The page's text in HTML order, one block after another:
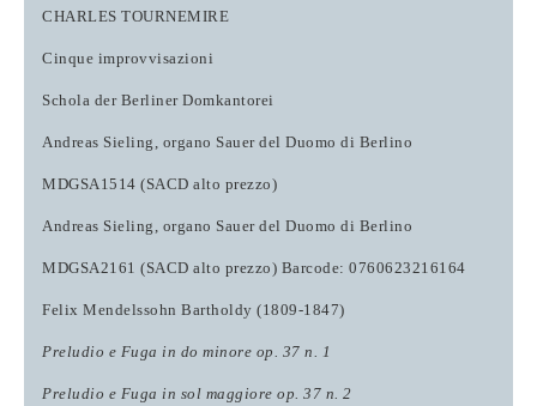
CHARLES TOURNEMIRE
Cinque improvvisazioni
Schola der Berliner Domkantorei
Andreas Sieling, organo Sauer del Duomo di Berlino
MDGSA1514 (SACD alto prezzo)
Andreas Sieling , organo Sauer del Duomo di Berlino
MDGSA2161 (SACD alto prezzo) Barcode: 0760623216164
Felix Mendelssohn Bartholdy (1809-1847)
Preludio e Fuga in do minore op. 37 n. 1
Preludio e Fuga in sol maggiore op. 37 n. 2